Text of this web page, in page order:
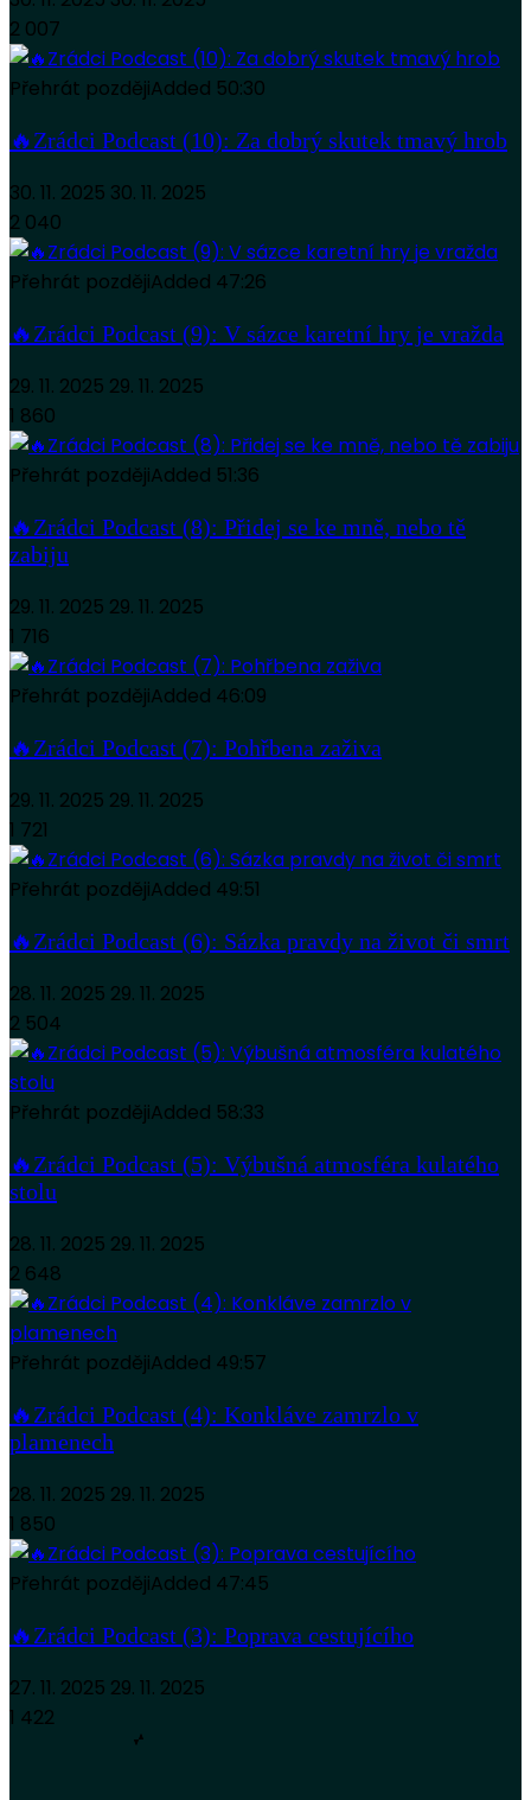
2 007
Přehrát pozdějiAdded 50:30
🔥Zrádci Podcast (10): Za dobrý skutek tmavý hrob
30. 11. 2025 30. 11. 2025
2 040
Přehrát pozdějiAdded 47:26
🔥Zrádci Podcast (9): V sázce karetní hry je vražda
29. 11. 2025 29. 11. 2025
1 860
Přehrát pozdějiAdded 51:36
🔥Zrádci Podcast (8): Přidej se ke mně, nebo tě
zabiju
29. 11. 2025 29. 11. 2025
1 716
Přehrát pozdějiAdded 46:09
🔥Zrádci Podcast (7): Pohřbena zaživa
29. 11. 2025 29. 11. 2025
1 721
Přehrát pozdějiAdded 49:51
🔥Zrádci Podcast (6): Sázka pravdy na život či smrt
28. 11. 2025 29. 11. 2025
2 504
Přehrát pozdějiAdded 58:33
🔥Zrádci Podcast (5): Výbušná atmosféra kulatého
stolu
28. 11. 2025 29. 11. 2025
2 648
Přehrát pozdějiAdded 49:57
🔥Zrádci Podcast (4): Konkláve zamrzlo v
plamenech
28. 11. 2025 29. 11. 2025
1 850
Přehrát pozdějiAdded 47:45
🔥Zrádci Podcast (3): Poprava cestujícího
27. 11. 2025 29. 11. 2025
1 422